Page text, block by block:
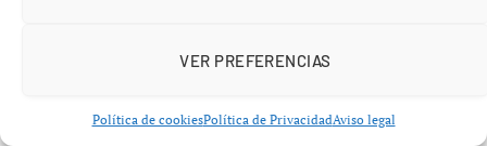
VER PREFERENCIAS
Política de cookiesPolítica de PrivacidadAviso legal
según futbolista del City